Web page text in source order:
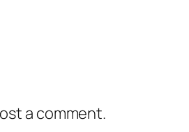
a comment.